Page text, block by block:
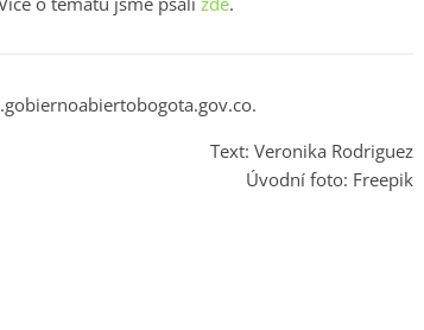
Text: Veronika Rodriguez
Úvodní foto: Freepik